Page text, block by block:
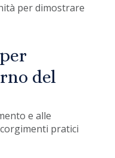
per dimostrare
del
e alle
pratici